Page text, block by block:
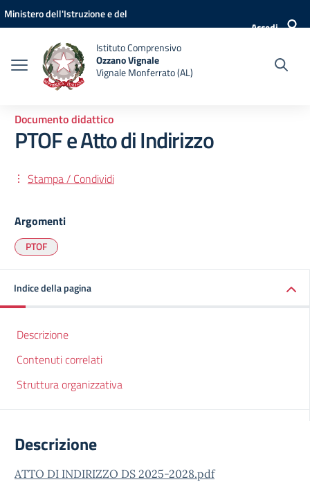
Vai ai contenuti
Vai al menu di navigazione
Vai al footer
Ministero dell'Istruzione e del
Accedi
Istituto Comprensivo
Ozzano Vignale
Vignale Monferrato (AL)
Documento didattico
PTOF e Atto di Indirizzo
Stampa / Condividi
Argomenti
PTOF
Indice della pagina
Descrizione
Contenuti correlati
Struttura organizzativa
Descrizione
ATTO DI INDIRIZZO DS 2025-2028.pdf